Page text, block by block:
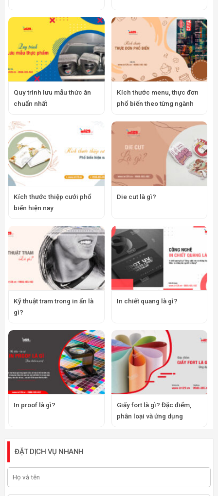
Quy trình lưu mẫu thức ăn
chuẩn nhất
Kích thước menu, thực đơn
phổ biến theo từng ngành
Kích thước thiệp cưới phổ
biến hiện nay
Die cut là gì?
Kỹ thuật tram trong in ấn là
gì?
In chiết quang là gì?
In proof là gì?
Giấy fort là gì? Đặc điểm,
phân loại và ứng dụng
ĐẶT DỊCH VỤ NHANH